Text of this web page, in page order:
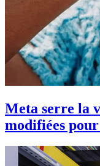
Meta serre la
modifiées